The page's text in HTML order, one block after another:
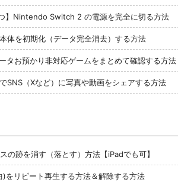
】Nintendo Switch 2 の電源を完全に切る方法
を初期化（データ完全消去）する方法
タお預かり非対応ゲームをまとめて確認する方法
（Xなど）に写真や動画をシェアする方法
の跡を消す（落とす）方法【iPadでも可】
をリピート再生する方法＆解除する方法